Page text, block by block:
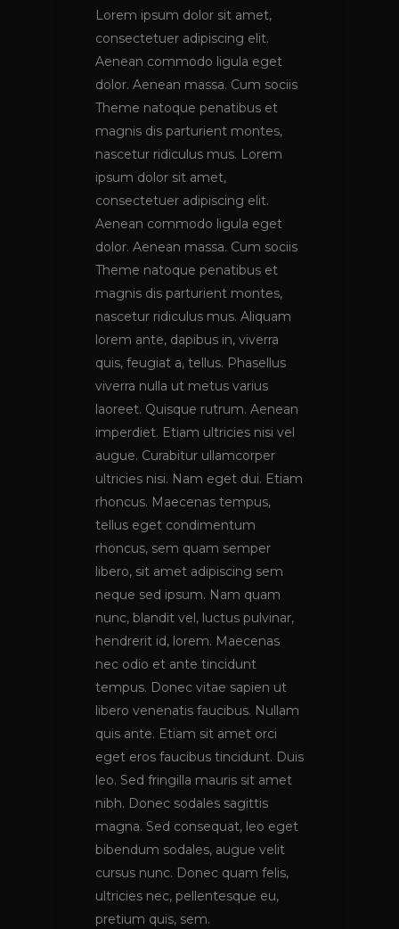
Lorem ipsum dolor sit amet,
consectetuer adipiscing elit.
Aenean commodo ligula eget
dolor. Aenean massa. Cum sociis
Theme natoque penatibus et
magnis dis parturient montes,
nascetur ridiculus mus. Lorem
ipsum dolor sit amet,
consectetuer adipiscing elit.
Aenean commodo ligula eget
dolor. Aenean massa. Cum sociis
Theme natoque penatibus et
magnis dis parturient montes,
nascetur ridiculus mus. Aliquam
lorem ante, dapibus in, viverra
quis, feugiat a, tellus. Phasellus
viverra nulla ut metus varius
laoreet. Quisque rutrum. Aenean
imperdiet. Etiam ultricies nisi vel
augue. Curabitur ullamcorper
ultricies nisi. Nam eget dui. Etiam
rhoncus. Maecenas tempus,
tellus eget condimentum
rhoncus, sem quam semper
libero, sit amet adipiscing sem
neque sed ipsum. Nam quam
nunc, blandit vel, luctus pulvinar,
hendrerit id, lorem. Maecenas
nec odio et ante tincidunt
tempus. Donec vitae sapien ut
libero venenatis faucibus. Nullam
quis ante. Etiam sit amet orci
eget eros faucibus tincidunt. Duis
leo. Sed fringilla mauris sit amet
nibh. Donec sodales sagittis
magna. Sed consequat, leo eget
bibendum sodales, augue velit
cursus nunc. Donec quam felis,
ultricies nec, pellentesque eu,
pretium quis, sem.